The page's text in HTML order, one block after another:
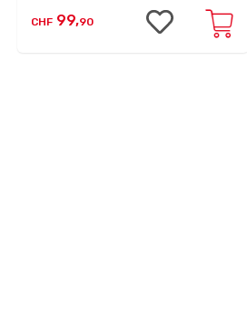
CHF99,90